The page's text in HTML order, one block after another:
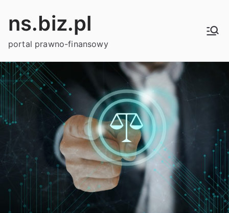
dons.biz.pl
portal prawno-finansowy